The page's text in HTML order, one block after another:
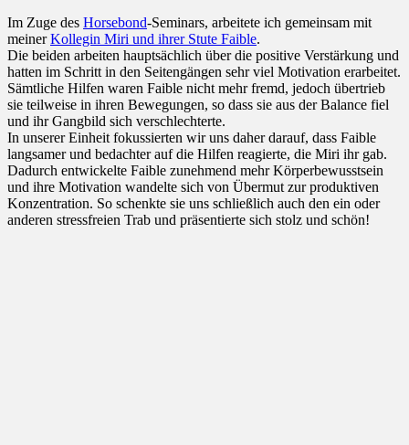
Im Zuge des Horsebond-Seminars, arbeitete ich gemeinsam mit
meinerKollegin Miri und ihrer Stute Faible.
Die beiden arbeiten hauptsächlich über die positive Verstärkung und
hatten im Schritt in den Seitengängen sehr viel Motivation erarbeitet.
Sämtliche Hilfen waren Faible nicht mehr fremd, jedoch übertrieb
sie teilweise in ihren Bewegungen, so dass sie aus der Balance fiel
und ihr Gangbild sich verschlechterte.
In unserer Einheit fokussierten wir uns daher darauf, dass Faible
langsamer und bedachter auf die Hilfen reagierte, die Miri ihr gab.
Dadurch entwickelte Faible zunehmend mehr Körperbewusstsein
und ihre Motivation wandelte sich von Übermut zur produktiven
Konzentration. So schenkte sie uns schließlich auch den ein oder
anderen stressfreien Trab und präsentierte sich stolz und schön!